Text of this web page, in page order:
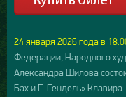
24 января 2026 года в
Федерации, Народного
Александра Шилова
Бах и Г. Гендель»